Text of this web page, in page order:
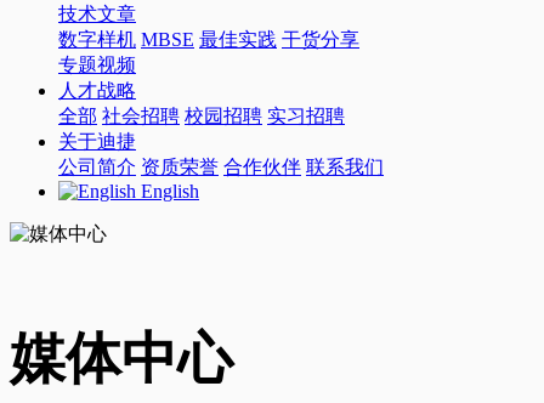
技术文章
数字样机 MBSE 最佳实践 干货分享
专题视频
人才战略
全部 社会招聘 校园招聘 实习招聘
关于迪捷
公司简介 资质荣誉 合作伙伴 联系我们
English
媒体中心